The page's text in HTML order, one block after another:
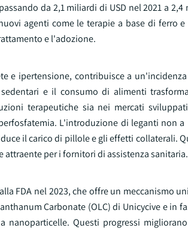
da 2,1 miliardi di USD nel 2021 a 2,4
agenti come le terapie a base di ferro
e l'adozione.
e ipertensione, contribuisce a
e il consumo di alimenti
terapeutiche sia nei mercati
L'introduzione di leganti non a
il carico di pillole e gli effetti collaterali.
per i fornitori di assistenza sanitaria.
FDA nel 2023, che offre un meccanismo
Carbonate (OLC) di Unicycive e in
nanoparticelle. Questi progressi